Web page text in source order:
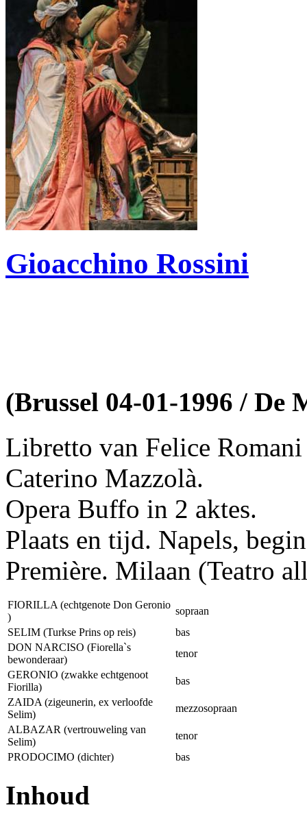
Gioacchino Rossini
(Brussel 04-01-1996 /
Libretto van Felice
Caterino Mazzolà.
Opera Buffo in 2 aktes.
Plaats en tijd. Napels,
Première. Milaan (Teatro
FIORILLA (echtgenote Don Geronio
)
sopraan
SELIM (Turkse Prins op reis)
bas
DON NARCISO (Fiorella`s
bewonderaar)
tenor
GERONIO (zwakke echtgenoot
Fiorilla)
bas
ZAIDA (zigeunerin, ex verloofde
Selim)
mezzosopraan
ALBAZAR (vertrouweling van
Selim)
tenor
PRODOCIMO (dichter)
bas
Inhoud